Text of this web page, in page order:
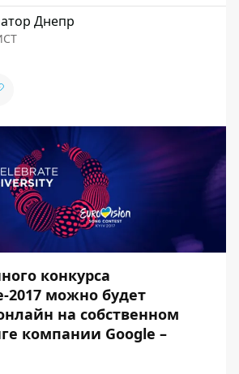
Днепр
конкурса
2017 можно будет
на собственном
компании Google –